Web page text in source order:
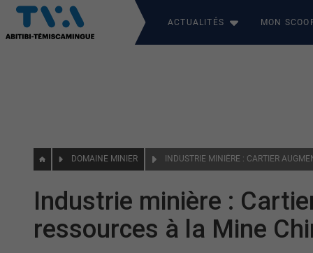
ACTUALITÉS MON
DOMAINE MINIER
Industrie minière :
ressources à la Mine